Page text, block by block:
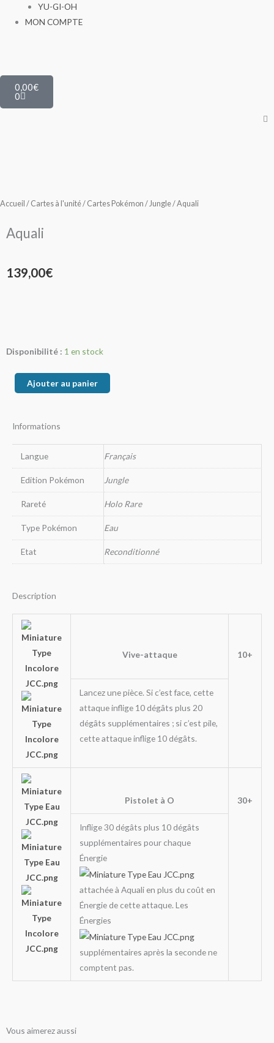
YU-GI-OH
MON COMPTE
0,00€
0
Panier
Accueil / Cartes à l'unité/ Cartes Pokémon /Jungle/ Aquali
Aquali
139,00€
Disponibilité : 1 en stock
quantité
AqualiAjouter au panier
Informations
Langue Français
Edition Pokémon Jungle
Rareté Holo Rare
Type Pokémon Eau
Etat Reconditionné
Description
Vive-attaque 10+
Lancez une pièce. Si c’est face, cette
attaque inflige 10 dégâts plus 20
dégâts supplémentaires ; si c’est pile,
cette attaque inflige 10 dégâts.
Pistolet à O 30+
Inflige 30 dégâts plus 10 dégâts
supplémentaires pour chaque
Énergie
attachée à Aquali en plus du coût en
Énergie de cette attaque. Les
Énergies
supplémentaires après la seconde ne
comptent pas.
Vous aimerez aussi